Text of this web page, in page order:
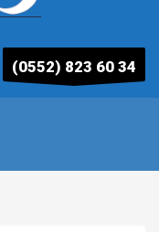
(0552) 823 60 34